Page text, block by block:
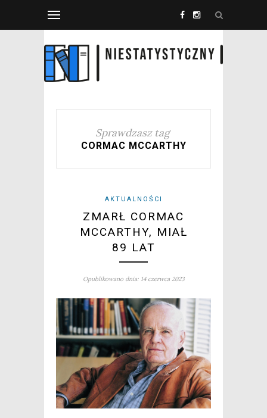
Sprawdzasz tag
CORMAC MCCARTHY
AKTUALNOŚCI
ZMARŁ CORMAC
MCCARTHY, MIAŁ
89 LAT
Opublikowano dnia: 14 czerwca 2023